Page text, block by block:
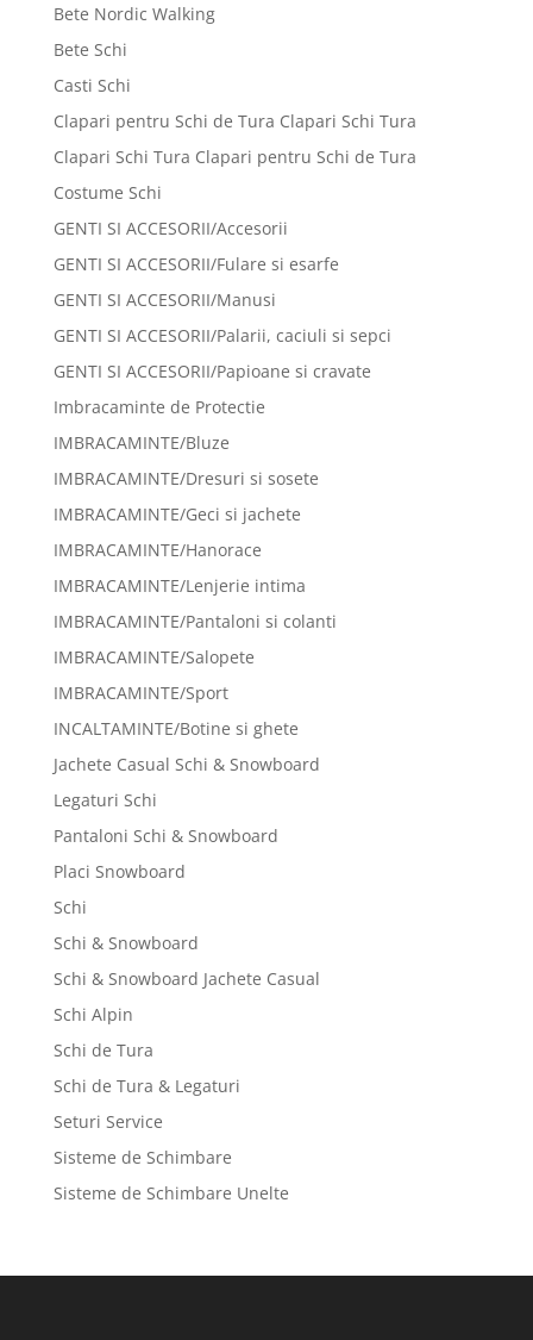
Bete Nordic Walking
Bete Schi
Casti Schi
Clapari pentru Schi de Tura Clapari Schi Tura
Clapari Schi Tura Clapari pentru Schi de Tura
Costume Schi
GENTI SI ACCESORII/Accesorii
GENTI SI ACCESORII/Fulare si esarfe
GENTI SI ACCESORII/Manusi
GENTI SI ACCESORII/Palarii, caciuli si sepci
GENTI SI ACCESORII/Papioane si cravate
Imbracaminte de Protectie
IMBRACAMINTE/Bluze
IMBRACAMINTE/Dresuri si sosete
IMBRACAMINTE/Geci si jachete
IMBRACAMINTE/Hanorace
IMBRACAMINTE/Lenjerie intima
IMBRACAMINTE/Pantaloni si colanti
IMBRACAMINTE/Salopete
IMBRACAMINTE/Sport
INCALTAMINTE/Botine si ghete
Jachete Casual Schi & Snowboard
Legaturi Schi
Pantaloni Schi & Snowboard
Placi Snowboard
Schi
Schi & Snowboard
Schi & Snowboard Jachete Casual
Schi Alpin
Schi de Tura
Schi de Tura & Legaturi
Seturi Service
Sisteme de Schimbare
Sisteme de Schimbare Unelte